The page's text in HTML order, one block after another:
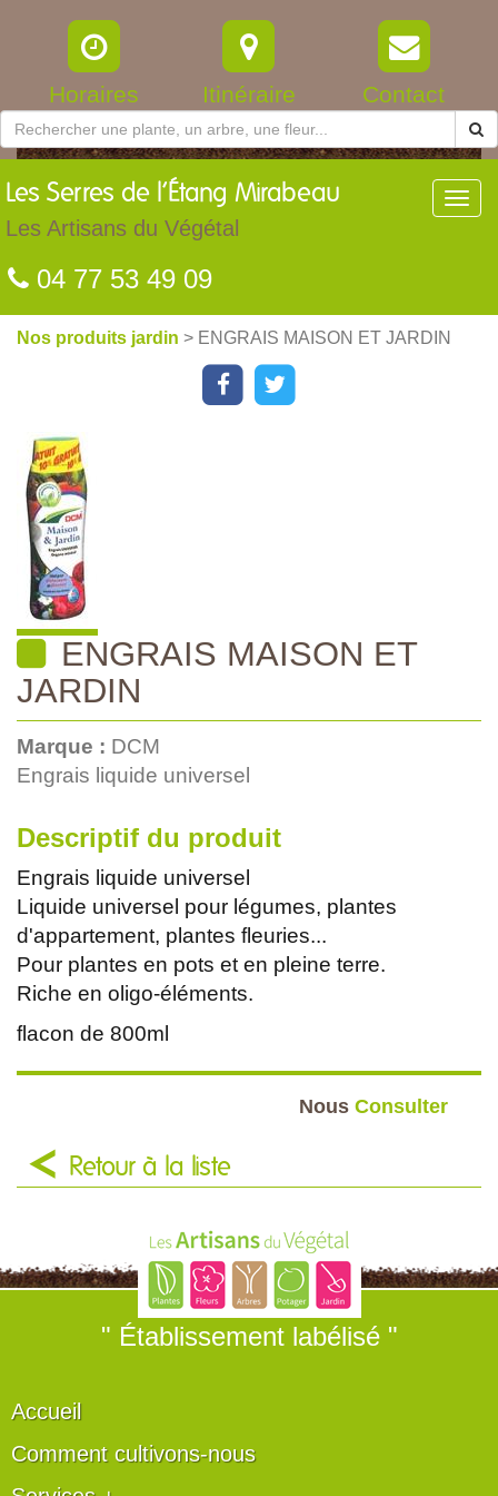
Horaires Itinéraire Contact
Les Serres de l’Étang Mirabeau
Les Artisans du Végétal
04 77 53 49 09
Nos produits jardin > ENGRAIS MAISON ET JARDIN
ENGRAIS MAISON ET
JARDIN
Marque : DCM
Engrais liquide universel
Descriptif du produit
Engrais liquide universel
Liquide universel pour légumes, plantes
d'appartement, plantes fleuries...
Pour plantes en pots et en pleine terre.
Riche en oligo-éléments.
flacon de 800ml
Nous Consulter
Retour à la liste
" Établissement labélisé "
Accueil
Comment cultivons-nous